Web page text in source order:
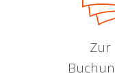
Zur